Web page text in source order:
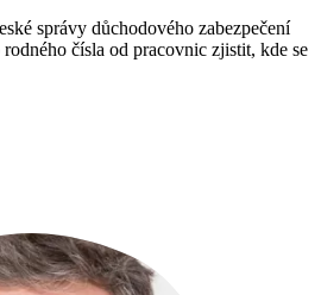
správy důchodového zabezpečení
čísla od pracovnic zjistit, kde se